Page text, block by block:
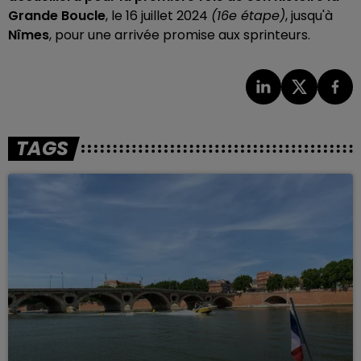
Grande Boucle, le 16 juillet 2024 (16e étape), jusqu'à
Nîmes, pour une arrivée promise aux sprinteurs.
TAGS